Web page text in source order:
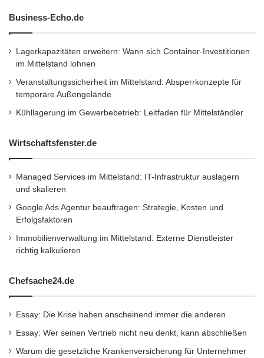
Normen und Messverfahren Berücksichtigung
finden.
BMBF-Förderprojekt „InSel – Inhärent
EPCOS Fraunhofer Institute LBF und IISB
Infineon InSeL
Leistungselektronik für die Mobilität von morgen
Leistungselektronik in Elektrofahrzeugen
Reduktion der elektromagnetischen
Business-Echo.de
Lagerkapazitäten erweitern: Wann sich Container-Investitionen
im Mittelstand lohnen
Veranstaltungssicherheit im Mittelstand: Absperrkonzepte für
temporäre Außengelände
Kühllagerung im Gewerbebetrieb: Leitfaden für Mittelständler
Wirtschaftsfenster.de
Managed Services im Mittelstand: IT-Infrastruktur auslagern
und skalieren
Google Ads Agentur beauftragen: Strategie, Kosten und
Erfolgsfaktoren
Immobilienverwaltung im Mittelstand: Externe Dienstleister
richtig kalkulieren
Chefsache24.de
Essay: Die Krise haben anscheinend immer die anderen
Essay: Wer seinen Vertrieb nicht neu denkt, kann abschließen
Warum die gesetzliche Krankenversicherung für Unternehmer